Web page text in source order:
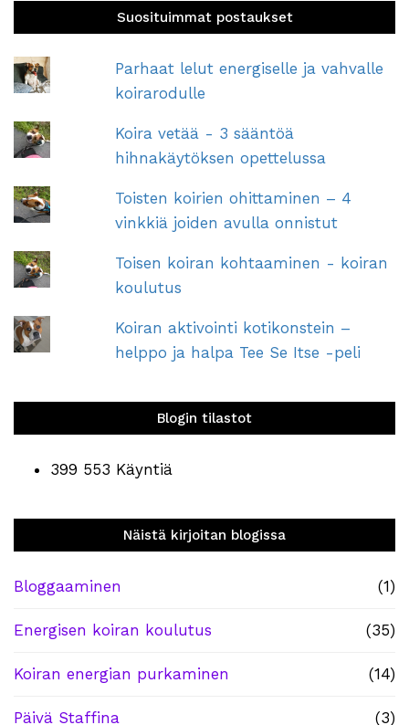
Suosituimmat postaukset
Parhaat lelut energiselle ja vahvalle
koirarodulle
Koira vetää - 3 sääntöä
hihnakäytöksen opettelussa
Toisten koirien ohittaminen – 4
vinkkiä joiden avulla onnistut
Toisen koiran kohtaaminen - koiran
koulutus
Koiran aktivointi kotikonstein –
helppo ja halpa Tee Se Itse -peli
Blogin tilastot
399 553 Käyntiä
Näistä kirjoitan blogissa
Bloggaaminen (1)
Energisen koiran koulutus (35)
Koiran energian purkaminen (14)
Päivä Staffina (3)